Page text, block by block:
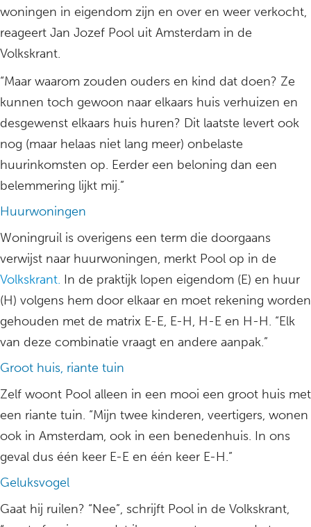
woningen in eigendom zijn en over en weer verkocht,
reageert Jan Jozef Pool uit Amsterdam in de
Volkskrant.
“Maar waarom zouden ouders en kind dat doen? Ze
kunnen toch gewoon naar elkaars huis verhuizen en
desgewenst elkaars huis huren? Dit laatste levert ook
nog (maar helaas niet lang meer) onbelaste
huurinkomsten op. Eerder een beloning dan een
belemmering lijkt mij.”
Huurwoningen
Woningruil is overigens een term die doorgaans
verwijst naar huurwoningen, merkt Pool op in de
Volkskrant. In de praktijk lopen eigendom (E) en huur
(H) volgens hem door elkaar en moet rekening worden
gehouden met de matrix E-E, E-H, H-E en H-H. “Elk
van deze combinatie vraagt en andere aanpak.”
Groot huis, riante tuin
Zelf woont Pool alleen in een mooi een groot huis met
een riante tuin. “Mijn twee kinderen, veertigers, wonen
ook in Amsterdam, ook in een benedenhuis. In ons
geval dus één keer E-E en één keer E-H.”
Geluksvogel
Gaat hij ruilen? “Nee”, schrijft Pool in de Volkskrant,